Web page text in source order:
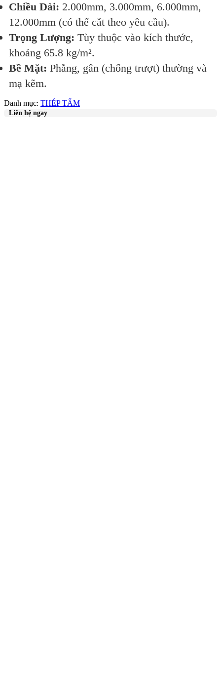
Chiều Dài: 2.000mm, 3.000mm, 6.000mm,
12.000mm (có thể cắt theo yêu cầu).
Trọng Lượng: Tùy thuộc vào kích thước,
khoảng 65.8 kg/m².
Bề Mặt: Phẳng, gân (chống trượt) thường và
mạ kẽm.
Danh mục: THÉP TẤM
Liên hệ ngay